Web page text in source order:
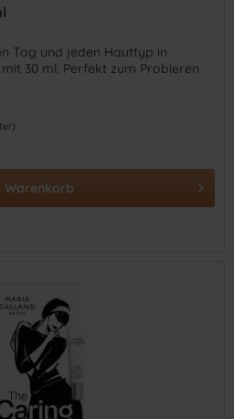
Tag und jeden Hauttyp in
30 ml. Perfekt zum Probieren
Warenkorb